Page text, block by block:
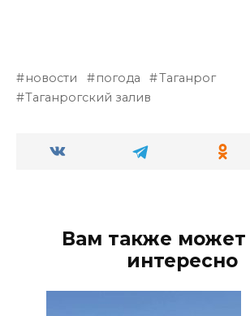
новости погода
Таганрог
Таганрогский залив
Вам также может
интересно